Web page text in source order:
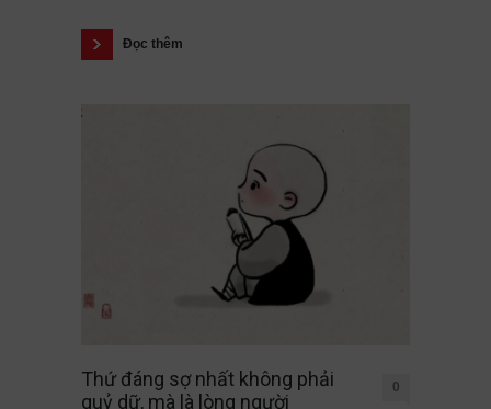
Đọc thêm
Thứ đáng sợ nhất không phải
quỷ dữ, mà là lòng người
0